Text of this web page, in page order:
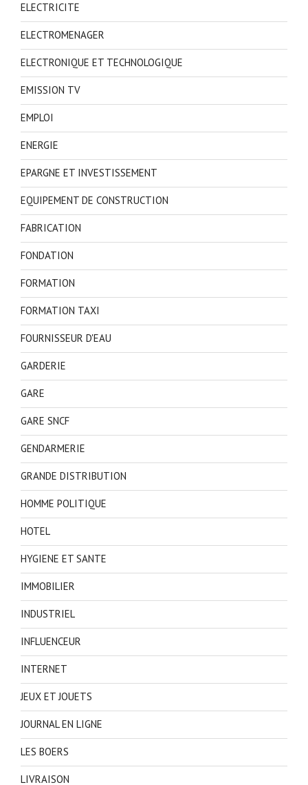
ELECTRICITE
ELECTROMENAGER
ELECTRONIQUE ET TECHNOLOGIQUE
EMISSION TV
EMPLOI
ENERGIE
EPARGNE ET INVESTISSEMENT
EQUIPEMENT DE CONSTRUCTION
FABRICATION
FONDATION
FORMATION
FORMATION TAXI
FOURNISSEUR D'EAU
GARDERIE
GARE
GARE SNCF
GENDARMERIE
GRANDE DISTRIBUTION
HOMME POLITIQUE
HOTEL
HYGIENE ET SANTE
IMMOBILIER
INDUSTRIEL
INFLUENCEUR
INTERNET
JEUX ET JOUETS
JOURNAL EN LIGNE
LES BOERS
LIVRAISON